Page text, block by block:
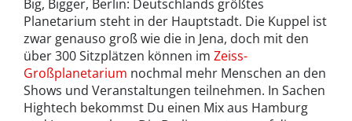
Big, Bigger, Berlin: Deutschlands größtes
Planetarium steht in der Hauptstadt. Die Kuppel ist
zwar genauso groß wie die in Jena, doch mit den
über 300 Sitzplätzen können im Zeiss-
Großplanetarium nochmal mehr Menschen an den
Shows und Veranstaltungen teilnehmen. In Sachen
Hightech bekommst Du einen Mix aus Hamburg